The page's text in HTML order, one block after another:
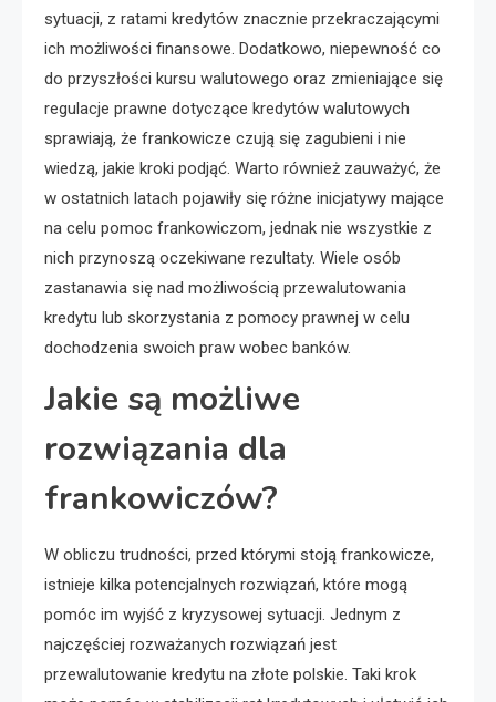
sytuacji, z ratami kredytów znacznie przekraczającymi
ich możliwości finansowe. Dodatkowo, niepewność co
do przyszłości kursu walutowego oraz zmieniające się
regulacje prawne dotyczące kredytów walutowych
sprawiają, że frankowicze czują się zagubieni i nie
wiedzą, jakie kroki podjąć. Warto również zauważyć, że
w ostatnich latach pojawiły się różne inicjatywy mające
na celu pomoc frankowiczom, jednak nie wszystkie z
nich przynoszą oczekiwane rezultaty. Wiele osób
zastanawia się nad możliwością przewalutowania
kredytu lub skorzystania z pomocy prawnej w celu
dochodzenia swoich praw wobec banków.
Jakie są możliwe
rozwiązania dla
frankowiczów?
W obliczu trudności, przed którymi stoją frankowicze,
istnieje kilka potencjalnych rozwiązań, które mogą
pomóc im wyjść z kryzysowej sytuacji. Jednym z
najczęściej rozważanych rozwiązań jest
przewalutowanie kredytu na złote polskie. Taki krok